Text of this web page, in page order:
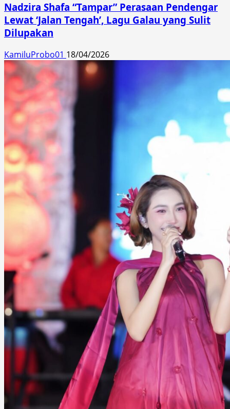
Nadzira Shafa “Tampar” Perasaan Pendengar
Lewat ‘Jalan Tengah’, Lagu Galau yang Sulit
Dilupakan
KamiluProbo01 18/04/2026